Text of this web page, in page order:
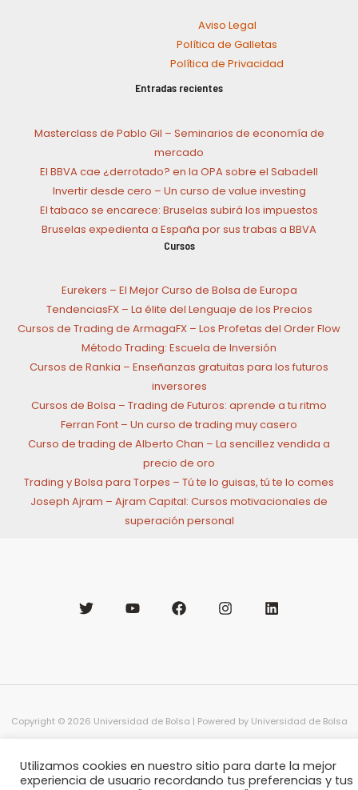
Aviso Legal
Política de Galletas
Política de Privacidad
Entradas recientes
Masterclass de Pablo Gil – Seminarios de economía de
mercado
El BBVA cae ¿derrotado? en la OPA sobre el Sabadell
Invertir desde cero – Un curso de value investing
El tabaco se encarece: Bruselas subirá los impuestos
Bruselas expedienta a España por sus trabas a BBVA
Cursos
Eurekers – El Mejor Curso de Bolsa de Europa
TendenciasFX – La élite del Lenguaje de los Precios
Cursos de Trading de ArmagaFX – Los Profetas del Order Flow
Método Trading: Escuela de Inversión
Cursos de Rankia – Enseñanzas gratuitas para los futuros
inversores
Cursos de Bolsa – Trading de Futuros: aprende a tu ritmo
Ferran Font – Un curso de trading muy casero
Curso de trading de Alberto Chan – La sencillez vendida a
precio de oro
Trading y Bolsa para Torpes – Tú te lo guisas, tú te lo comes
Joseph Ajram – Ajram Capital: Cursos motivacionales de
superación personal
Copyright © 2026 Universidad de Bolsa | Powered by Universidad de Bolsa
Utilizamos cookies en nuestro sitio para darte la mejor
experiencia de usuario recordando tus preferencias y tus